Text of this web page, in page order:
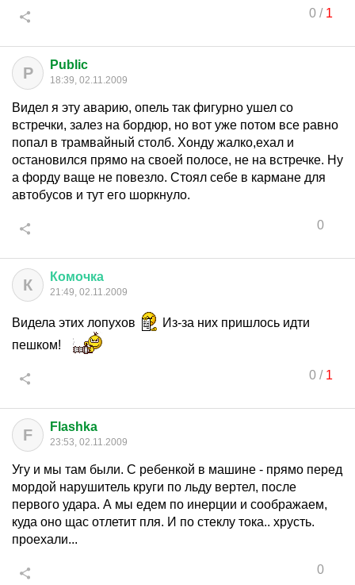
0/ 1
P Public
18:39, 02.11.2009
Видел я эту аварию, опель так фигурно ушел со
встречки, залез на бордюр, но вот уже потом все равно
попал в трамвайный столб. Хонду жалко,ехал и
остановился прямо на своей полосе, не на встречке. Ну
а форду ваще не повезло. Стоял себе в кармане для
автобусов и тут его шоркнуло.
0
К Комочка
21:49, 02.11.2009
Видела этих лопухов
Из-за них пришлось идти
пешком!
0/ 1
F Flashka
23:53, 02.11.2009
Угу и мы там были. С ребенкой в машине - прямо перед
мордой нарушитель круги по льду вертел, после
первого удара. А мы едем по инерции и соображаем,
куда оно щас отлетит пля. И по стеклу тока.. хрусть.
проехали...
0